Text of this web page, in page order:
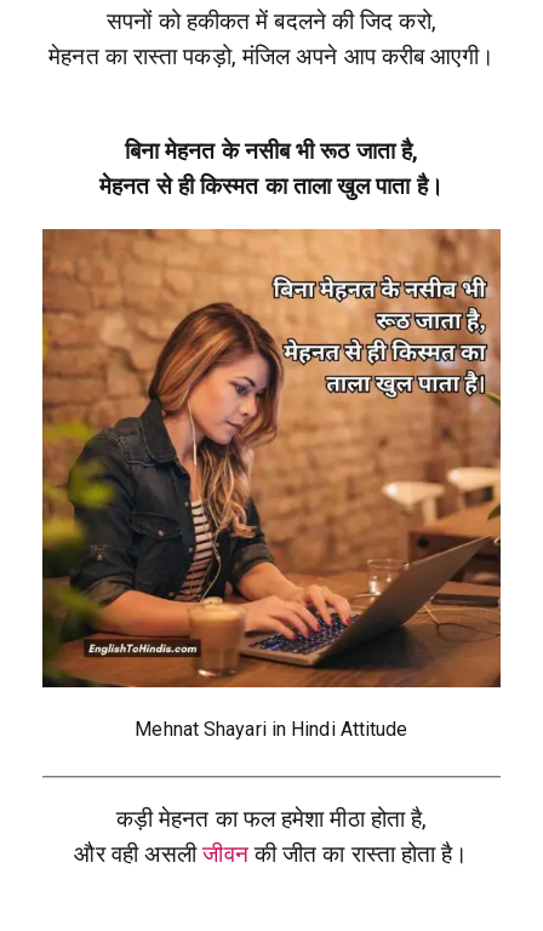
सपनों को हकीकत में बदलने की जिद करो,
मेहनत का रास्ता पकड़ो, मंजिल अपने आप करीब आएगी।
बिना मेहनत के नसीब भी रूठ जाता है,
मेहनत से ही किस्मत का ताला खुल पाता है।
Mehnat Shayari in Hindi Attitude
कड़ी मेहनत का फल हमेशा मीठा होता है,
और वही असलीजीवनकी जीत का रास्ता होता है।